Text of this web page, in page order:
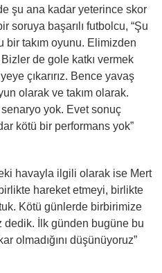
şu ana kadar yeterince skor
soruya başarılı futbolcu, “Şu
bir takım oyunu. Elimizden
de gole katkı vermek
çıkarırız. Bence yavaş
olarak ve takım olarak.
yok. Evet sonuç
kötü bir performans yok”
havayla ilgili olarak ise Mert
hareket etmeyi, birlikte
Kötü günlerde birbirimize
dedik. İlk günden bugüne bu
olmadığını düşünüyoruz”